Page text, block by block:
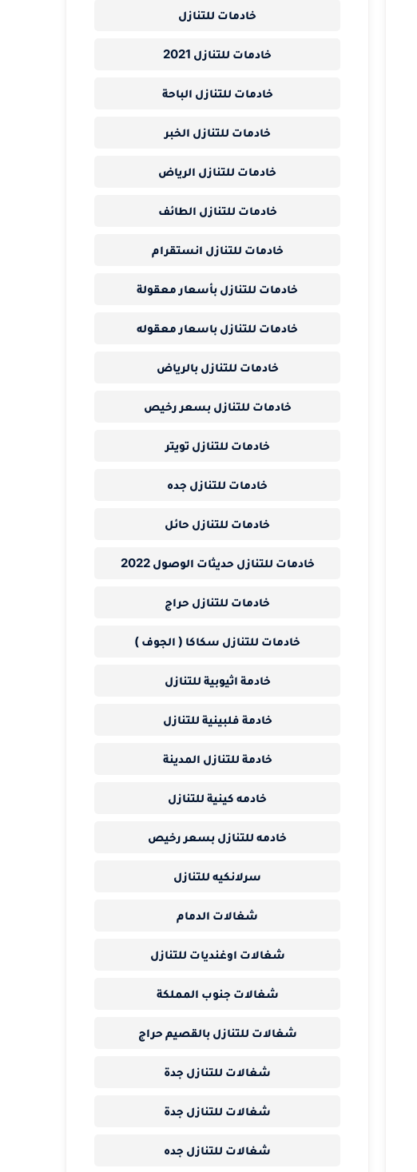
خادمات للتنازل
خادمات للتنازل 2021
خادمات للتنازل الباحة
خادمات للتنازل الخبر
خادمات للتنازل الرياض
خادمات للتنازل الطائف
خادمات للتنازل انستقرام
خادمات للتنازل بأسعار معقولة
خادمات للتنازل باسعار معقوله
خادمات للتنازل بالرياض
خادمات للتنازل بسعر رخيص
خادمات للتنازل تويتر
خادمات للتنازل جده
خادمات للتنازل حائل
خادمات للتنازل حديثات الوصول 2022
خادمات للتنازل حراج
خادمات للتنازل سكاكا ( الجوف )
خادمة اثيوبية للتنازل
خادمة فلبينية للتنازل
خادمة للتنازل المدينة
خادمه كينية للتنازل
خادمه للتنازل بسعر رخيص
سرلانكيه للتنازل
شغالات الدمام
شغالات اوغنديات للتنازل
شغالات جنوب المملكة
شغالات للتنازل بالقصيم حراج
شغالات للتنازل جدة
شغالات للتنازل جدة
شغالات للتنازل جده